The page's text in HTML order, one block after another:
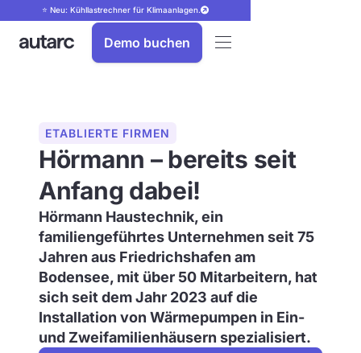
⭐ Neu: Kühllastrechner für Klimaanlagen.
Demo buchen
ETABLIERTE FIRMEN
Hörmann – bereits seit
Anfang dabei!
Hörmann Haustechnik, ein
familiengeführtes Unternehmen seit 75
Jahren aus Friedrichshafen am
Bodensee, mit über 50 Mitarbeitern, hat
sich seit dem Jahr 2023 auf die
Installation von Wärmepumpen in Ein-
und Zweifamilienhäusern spezialisiert.